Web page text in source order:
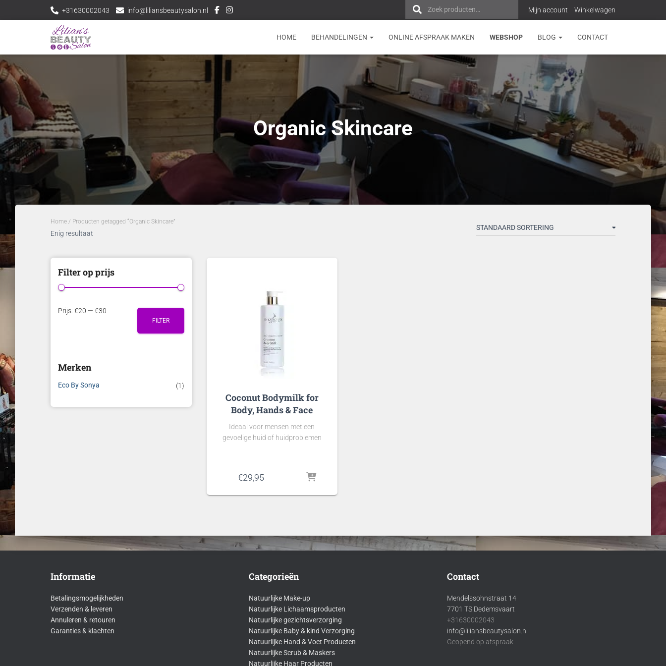
e
n
a
Zoek producten… Mijn account Winkelwagen
+31630002043 info@liliansbeautysalon.nl
HOME BEHANDELINGEN ONLINE AFSPRAAK MAKEN WEBSHOP BLOG CONTACT
Organic Skincare
Home / Producten getagged “Organic Skincare”
Enig resultaat
Filter op prijs
M
r
M
r
FILTER
Prijs: €20 — €30
Merken
Eco By Sonya (1)
Coconut Bodymilk for
Body, Hands & Face
Ideaal voor mensen met een
gevoelige huid of huidproblemen
€29,95
Informatie
Betalingsmogelijkheden
Verzenden & leveren
Annuleren & retouren
Garanties & klachten
Categorieën
Natuurlijke Make-up
Natuurlijke Lichaamsproducten
Natuurlijke gezichtsverzorging
Natuurlijke Baby & kind Verzorging
Natuurlijke Hand & Voet Producten
Natuurlijke Scrub & Maskers
Natuurlijke Haar Producten
Contact
Mendelssohnstraat 14
7701 TS Dedemsvaart
+31630002043
info@liliansbeautysalon.nl
Geopend op afspraak